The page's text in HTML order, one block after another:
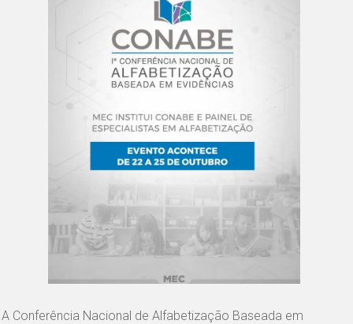
A Conferência Nacional de Alfabetização Baseada em